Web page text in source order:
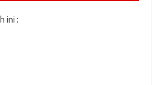
ini :